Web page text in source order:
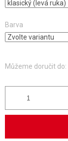
Barva
Můžeme doručit do: